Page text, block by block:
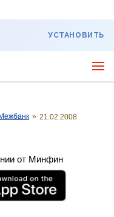
УСТАНОВИТЬ
Межбанк » 21.02.2008
от Минфин